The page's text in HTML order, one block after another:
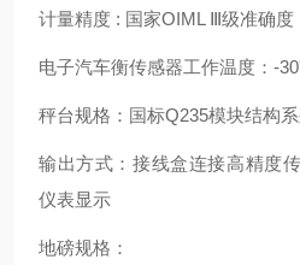
计量精度 : 国家OIML Ⅲ级准确度
电子汽车衡传感器工作温度：-
秤台规格：国标Q235模块结构
输出方式：接线盒连接高精度
仪表显示
地磅规格：